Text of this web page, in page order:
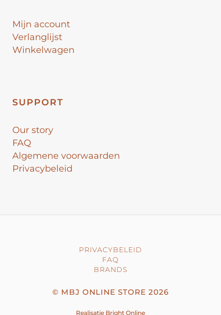
Mijn account
Verlanglijst
Winkelwagen
SUPPORT
Our story
FAQ
Algemene voorwaarden
Privacybeleid
PRIVACYBELEID
FAQ
BRANDS
© MBJ ONLINE STORE 2026
Realisatie Bright Online